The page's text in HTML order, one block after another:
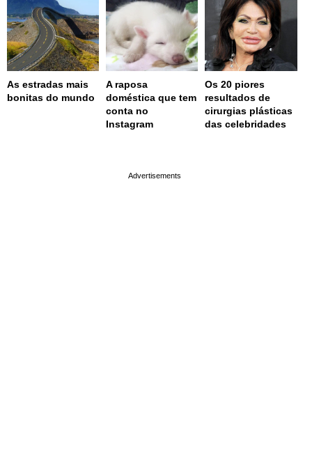
As estradas mais
bonitas do mundo
A raposa
doméstica que tem
conta no
Instagram
Os 20 piores
resultados de
cirurgias plásticas
das celebridades